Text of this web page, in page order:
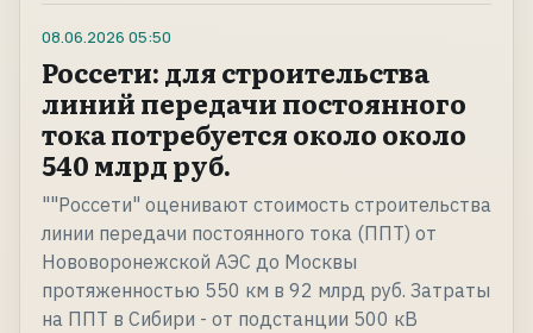
08.06.2026 05:50
Россети: для строительства
линий передачи постоянного
тока потребуется около около
540 млрд руб.
""Россети" оценивают стоимость строительства
линии передачи постоянного тока (ППТ) от
Нововоронежской АЭС до Москвы
протяженностью 550 км в 92 млрд руб. Затраты
на ППТ в Сибири - от подстанции 500 кВ